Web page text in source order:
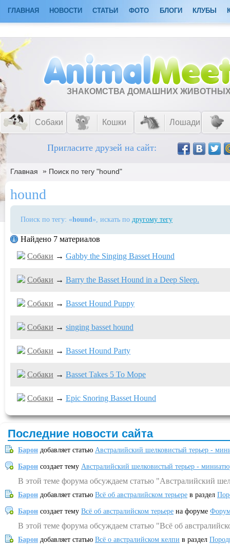
ГЛАВНАЯ НОВОСТИ СТАТЬИ ФОТО БЛОГИ КЛУБЫ
ЗНАКОМСТВА ДОМАШНИХ
Собаки Кошки Лошади
Пригласите друзей на сайт:
Главная » Поиск по тегу "hound"
hound
Поиск по тегу: «hound», искать по другому тегу
Найдено 7 материалов
Собаки → Gabby the Singing Basset Hound
Собаки → Barry the Basset Hound in a Deep Sleep.
Собаки → Basset Hound Puppy
Собаки → singing basset hound
Собаки → Basset Hound Party
Собаки → Basset Takes 5 To Mope
Собаки → Epic Snoring Basset Hound
Последние новости сайта
Барон добавляет статью Австралийский шелковистый терьер -
Барон создает тему Австралийский шелковистый терьер -
В этой теме форума обсуждаем статью "Австралийский
Барон добавляет статью Всё об австралийском терьере в раздел
Барон создает тему Всё об австралийском терьере на форуме
В этой теме форума обсуждаем статью "Всё об
Барон добавляет статью Всё о австралийском келпи в раздел